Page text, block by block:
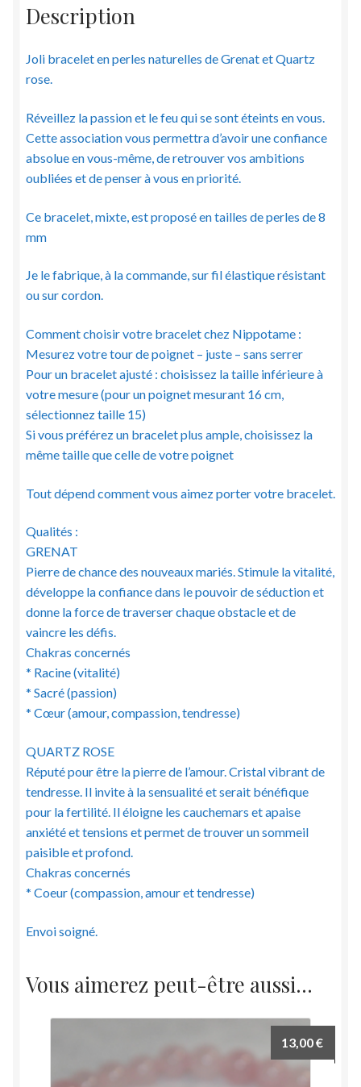
mm
Description
Joli bracelet en perles naturelles de Grenat et Quartz
rose.
Réveillez la passion et le feu qui se sont éteints en vous.
Cette association vous permettra d’avoir une confiance
absolue en vous-même, de retrouver vos ambitions
oubliées et de penser à vous en priorité.
Ce bracelet, mixte, est proposé en tailles de perles de 8
mm
Je le fabrique, à la commande, sur fil élastique résistant
ou sur cordon.
Comment choisir votre bracelet chez Nippotame :
Mesurez votre tour de poignet – juste – sans serrer
Pour un bracelet ajusté : choisissez la taille inférieure à
votre mesure (pour un poignet mesurant 16 cm,
sélectionnez taille 15)
Si vous préférez un bracelet plus ample, choisissez la
même taille que celle de votre poignet
Tout dépend comment vous aimez porter votre bracelet.
Qualités :
GRENAT
Pierre de chance des nouveaux mariés. Stimule la vitalité,
développe la confiance dans le pouvoir de séduction et
donne la force de traverser chaque obstacle et de
vaincre les défis.
Chakras concernés
* Racine (vitalité)
* Sacré (passion)
* Cœur (amour, compassion, tendresse)
QUARTZ ROSE
Réputé pour être la pierre de l’amour. Cristal vibrant de
tendresse. Il invite à la sensualité et serait bénéfique
pour la fertilité. Il éloigne les cauchemars et apaise
anxiété et tensions et permet de trouver un sommeil
paisible et profond.
Chakras concernés
* Coeur (compassion, amour et tendresse)
Envoi soigné.
Vous aimerez peut-être aussi…
13,00€